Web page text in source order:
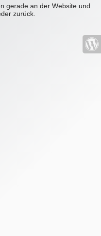
gerade an der Website und
zurück.